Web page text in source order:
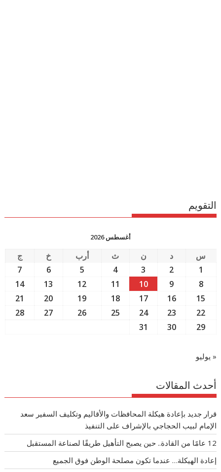
التقويم
أغسطس 2026
س د ن ث أرب خ
ج
1
2
3
4
5
6
7
8
9
10
11
12
13
14
15
16
17
18
19
20
21
22
23
24
25
26
27
28
29
30
31
« يوليو
أحدث المقالات
قرار جديد بإعادة هيكلة المحافظات والأقاليم وتكليف السفير سعد
الإمام لبيب الحجاجي بالإشراف على التنفيذ
12 عامًا من القادة.. حين يصبح التأهيل طريقًا لصناعة المستقبل
إعادة الهيكلة… عندما تكون مصلحة الوطن فوق الجميع